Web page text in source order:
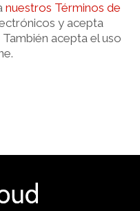
nuestros Términos de
y acepta
También acepta el uso